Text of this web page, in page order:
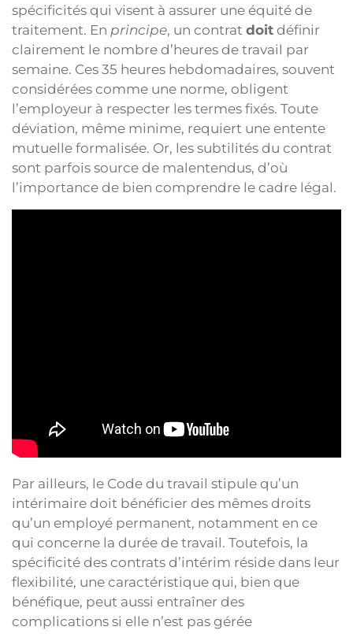
spécificités qui visent à assurer une équité de
traitement. En principe, un contrat doit définir
clairement le nombre d’heures de travail par
semaine. Ces 35 heures hebdomadaires, souvent
considérées comme une norme, obligent
l’employeur à respecter les termes fixés. Toute
déviation, même minime, requiert une entente
mutuelle formalisée. Or, les subtilités du contrat
sont parfois source de malentendus, d’où
l’importance de bien comprendre le cadre légal.
Par ailleurs, le Code du travail stipule qu’un
intérimaire doit bénéficier des mêmes droits
qu’un employé permanent, notamment en ce
qui concerne la durée de travail. Toutefois, la
spécificité des contrats d’intérim réside dans leur
flexibilité, une caractéristique qui, bien que
bénéfique, peut aussi entraîner des
complications si elle n’est pas gérée